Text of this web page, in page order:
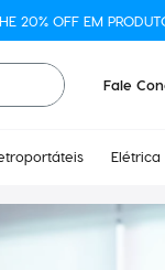
20% OFF EM
Fale
Elétrica